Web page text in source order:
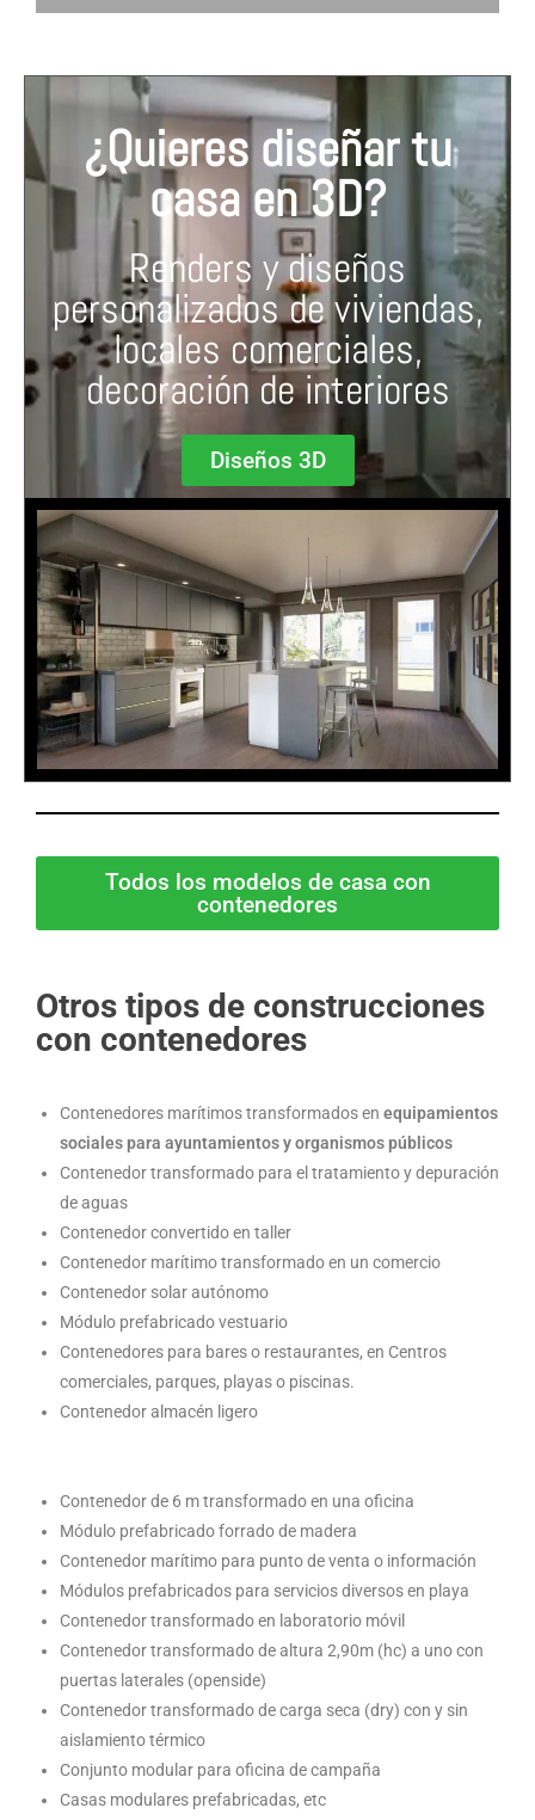
¿Quieres diseñar tu
casa en 3D?
Renders y diseños
personalizados de viviendas,
locales comerciales,
decoración de interiores
Diseños 3D
Todos los modelos de casa con
contenedores
Otros tipos de construcciones
con contenedores
Contenedores marítimos transformados en equipamientos
sociales para ayuntamientos y organismos públicos
Contenedor transformado para el tratamiento y depuración
de aguas
Contenedor convertido en taller
Contenedor marítimo transformado en un comercio
Contenedor solar autónomo
Módulo prefabricado vestuario
Contenedores para bares o restaurantes, en Centros
comerciales, parques, playas o piscinas.
Contenedor almacén ligero
Contenedor de 6 m transformado en una oficina
Módulo prefabricado forrado de madera
Contenedor marítimo para punto de venta o información
Módulos prefabricados para servicios diversos en playa
Contenedor transformado en laboratorio móvil
Contenedor transformado de altura 2,90m (hc) a uno con
puertas laterales (openside)
Contenedor transformado de carga seca (dry) con y sin
aislamiento térmico
Conjunto modular para oficina de campaña
Casas modulares prefabricadas, etc